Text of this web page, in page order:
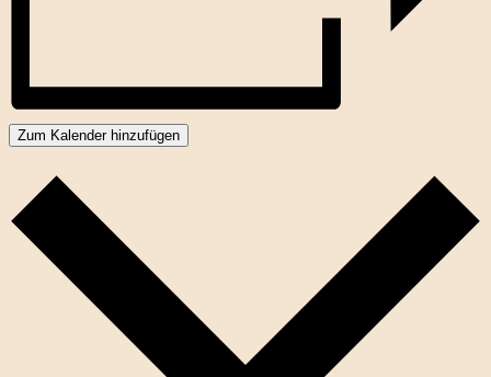
Zum Kalender hinzufügen